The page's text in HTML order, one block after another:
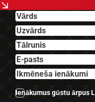
-IsoFix sēdeklīšu
-Gaisa kondicionieris.
-Klimatkontrole.
-Audi multimedija.
-Kruīza kontrole.
-Tonēti aizmugurējie
-Panorāmas lūka.
Ienākumus gūstu ārpus